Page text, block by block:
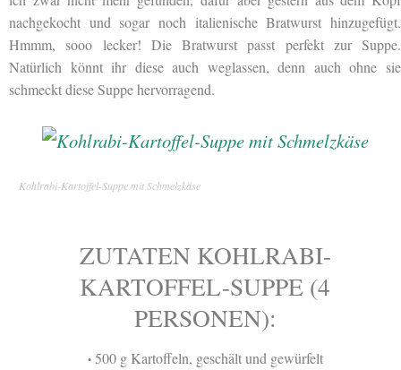
nachgekocht und sogar noch italienische Bratwurst hinzugefügt.
Hmmm, sooo lecker! Die Bratwurst passt perfekt zur Suppe.
Natürlich könnt ihr diese auch weglassen, denn auch ohne sie
schmeckt diese Suppe hervorragend.
Kohlrabi-Kartoffel-Suppe mit Schmelzkäse
ZUTATEN KOHLRABI-
KARTOFFEL-SUPPE (4
PERSONEN):
•500 g Kartoffeln, geschält und gewürfelt